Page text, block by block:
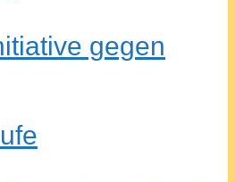
gegen